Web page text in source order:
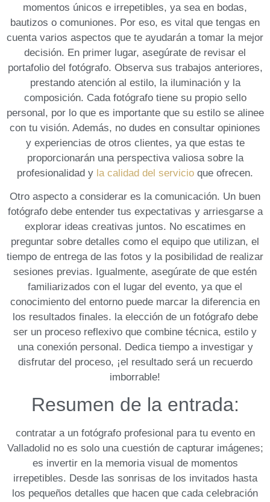
momentos únicos e irrepetibles, ya sea en bodas,
bautizos o ​comuniones. Por eso, es vital que tengas en
cuenta varios aspectos que te ayudarán a tomar⁤ la mejor
decisión. En ​primer lugar, asegúrate de revisar el
portafoliodel fotógrafo. Observa sus trabajos anteriores,
prestando atención al estilo, la iluminación y⁤ la
composición. Cada fotógrafo tiene su propio sello
personal, por​ lo que es importante que su⁤ estilo⁣ se alinee
con tu visión. Además, no dudes en consultar opiniones
y experiencias de otros clientes, ya que estas te
proporcionarán una perspectiva ‌valiosa sobre la
profesionalidad ‌y la calidad del servicio que ofrecen.
Otro⁢ aspecto a⁣ considerar es la comunicación. Un ⁢buen
fotógrafo debe entender tus expectativas y arriesgarse a
explorar‌ ideas creativas juntos. No escatimes en
preguntar ⁢sobre detalles como el equipo que utilizan, el
tiempo de entrega de las fotos y la posibilidad de‍ realizar
sesiones previas. Igualmente, asegúrate de‌ que estén
‍familiarizados‌ con el lugar del evento, ya que el
conocimiento del entorno puede marcar la diferencia en
los resultados finales. la elección de‍ un fotógrafo debe
ser un proceso reflexivo que combine técnica, estilo y
una conexión personal. Dedica ⁤tiempo a investigar ​y
disfrutar⁢ del proceso, ¡el resultado será un recuerdo
imborrable!
Resumen de la entrada:
contratar a un fotógrafo profesional para tu evento en
Valladolid no es solo una cuestión de‌ capturar imágenes;
es invertir en la memoria visual de momentos
irrepetibles. Desde ‍las sonrisas de⁢ los invitados hasta
los pequeños detalles que ‍hacen que cada celebración